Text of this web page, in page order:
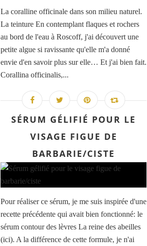
La coralline officinale dans son milieu naturel.
La teinture En contemplant flaques et rochers
au bord de l'eau à Roscoff, j'ai découvert une
petite algue si ravissante qu'elle m'a donné
envie d'en savoir plus sur elle… Et j'ai bien fait.
Corallina officinalis,...
SÉRUM GÉLIFIÉ POUR LE
VISAGE FIGUE DE
BARBARIE/CISTE
Pour réaliser ce sérum, je me suis inspirée d'une
recette précédente qui avait bien fonctionné: le
sérum contour des lèvres La reine des abeilles
(ici). A la différence de cette formule, je n'ai